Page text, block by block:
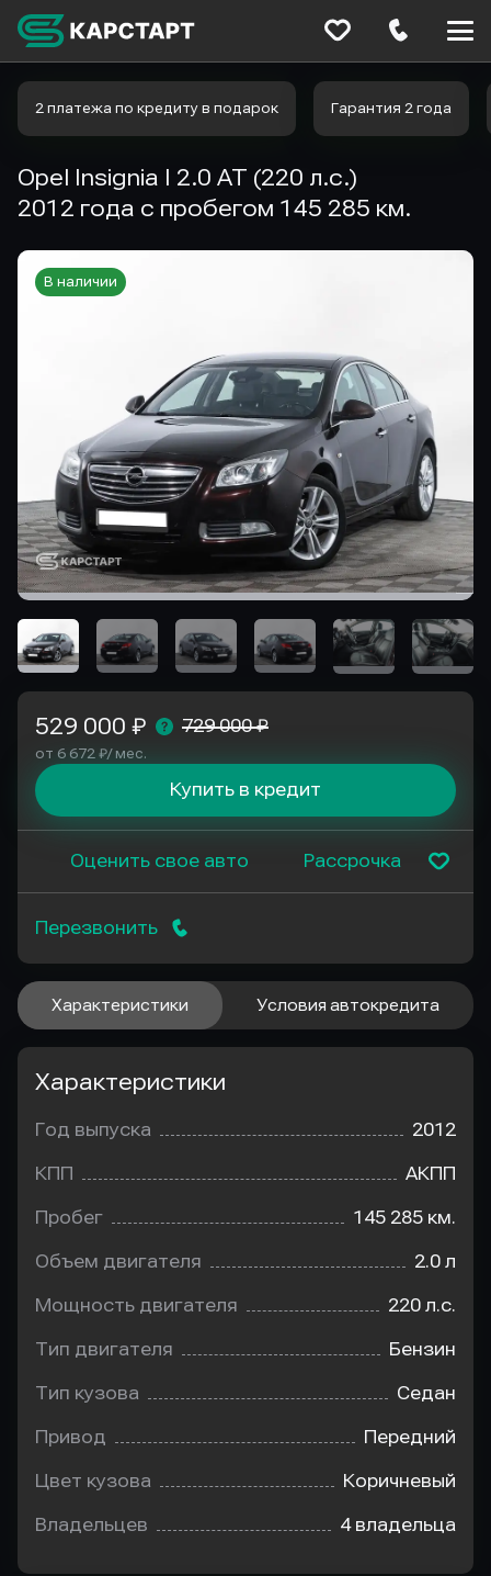
2 платежа по кредиту в подарок Гарантия 2 года
Opel Insignia I 2.0 AT (220 л.с.)
2012 года с пробегом 145 285 км.
В наличии
529 000 ₽ 729 000 ₽
от 6 672 ₽/ мес.
Купить в кредит
Оценить свое авто Рассрочка
Перезвонить
Характеристики Условия автокредита
Характеристики
Год выпуска 2012
КПП АКПП
Пробег 145 285 км.
Объем двигателя 2.0 л
Мощность двигателя 220 л.с.
Тип двигателя Бензин
Тип кузова Седан
Привод Передний
Цвет кузова Коричневый
Владельцев 4 владельца